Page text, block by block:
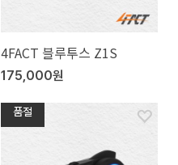
4FACT 블루투스 Z1S
175,000원
품절